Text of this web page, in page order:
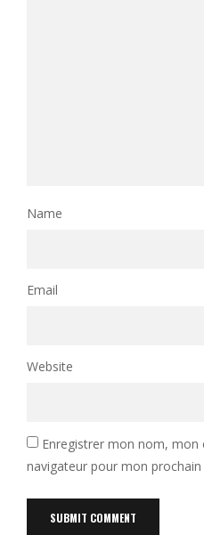
Name
Email
Website
Enregistrer mon nom,
navigateur pour mon